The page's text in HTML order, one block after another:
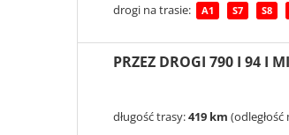
drogi na trasie: A1 S7 S8
PRZEZ DROGI 790 I 94 I
długość trasy:419 km